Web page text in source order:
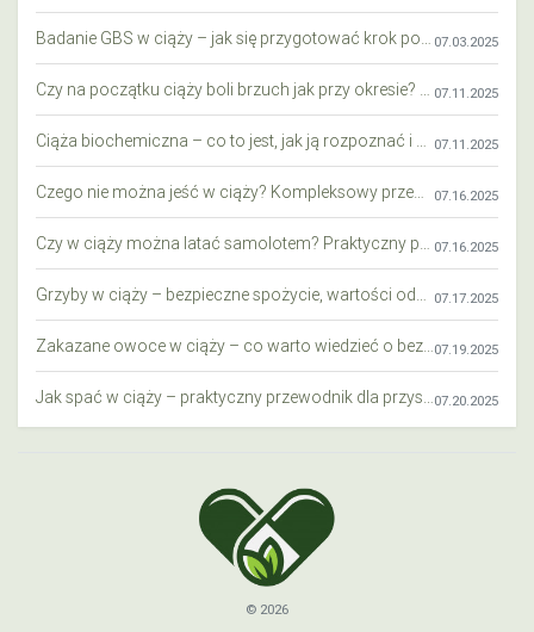
Badanie GBS w ciąży – jak się przygotować krok po kroku? 07.03.2025
Czy na początku ciąży boli brzuch jak przy okresie? Wyjaśniamy objawy i różnice 07.11.2025
Ciąża biochemiczna – co to jest, jak ją rozpoznać i co warto wiedzieć? 07.11.2025
Czego nie można jeść w ciąży? Kompleksowy przewodnik dla przyszłych mam 07.16.2025
Czy w ciąży można latać samolotem? Praktyczny przewodnik dla przyszłych mam 07.16.2025
Grzyby w ciąży – bezpieczne spożycie, wartości odżywcze i zagrożenia 07.17.2025
Zakazane owoce w ciąży – co warto wiedzieć o bezpieczeństwie diety przyszłej mamy?07.19.2025
Jak spać w ciąży – praktyczny przewodnik dla przyszłych mam07.20.2025
© 2026